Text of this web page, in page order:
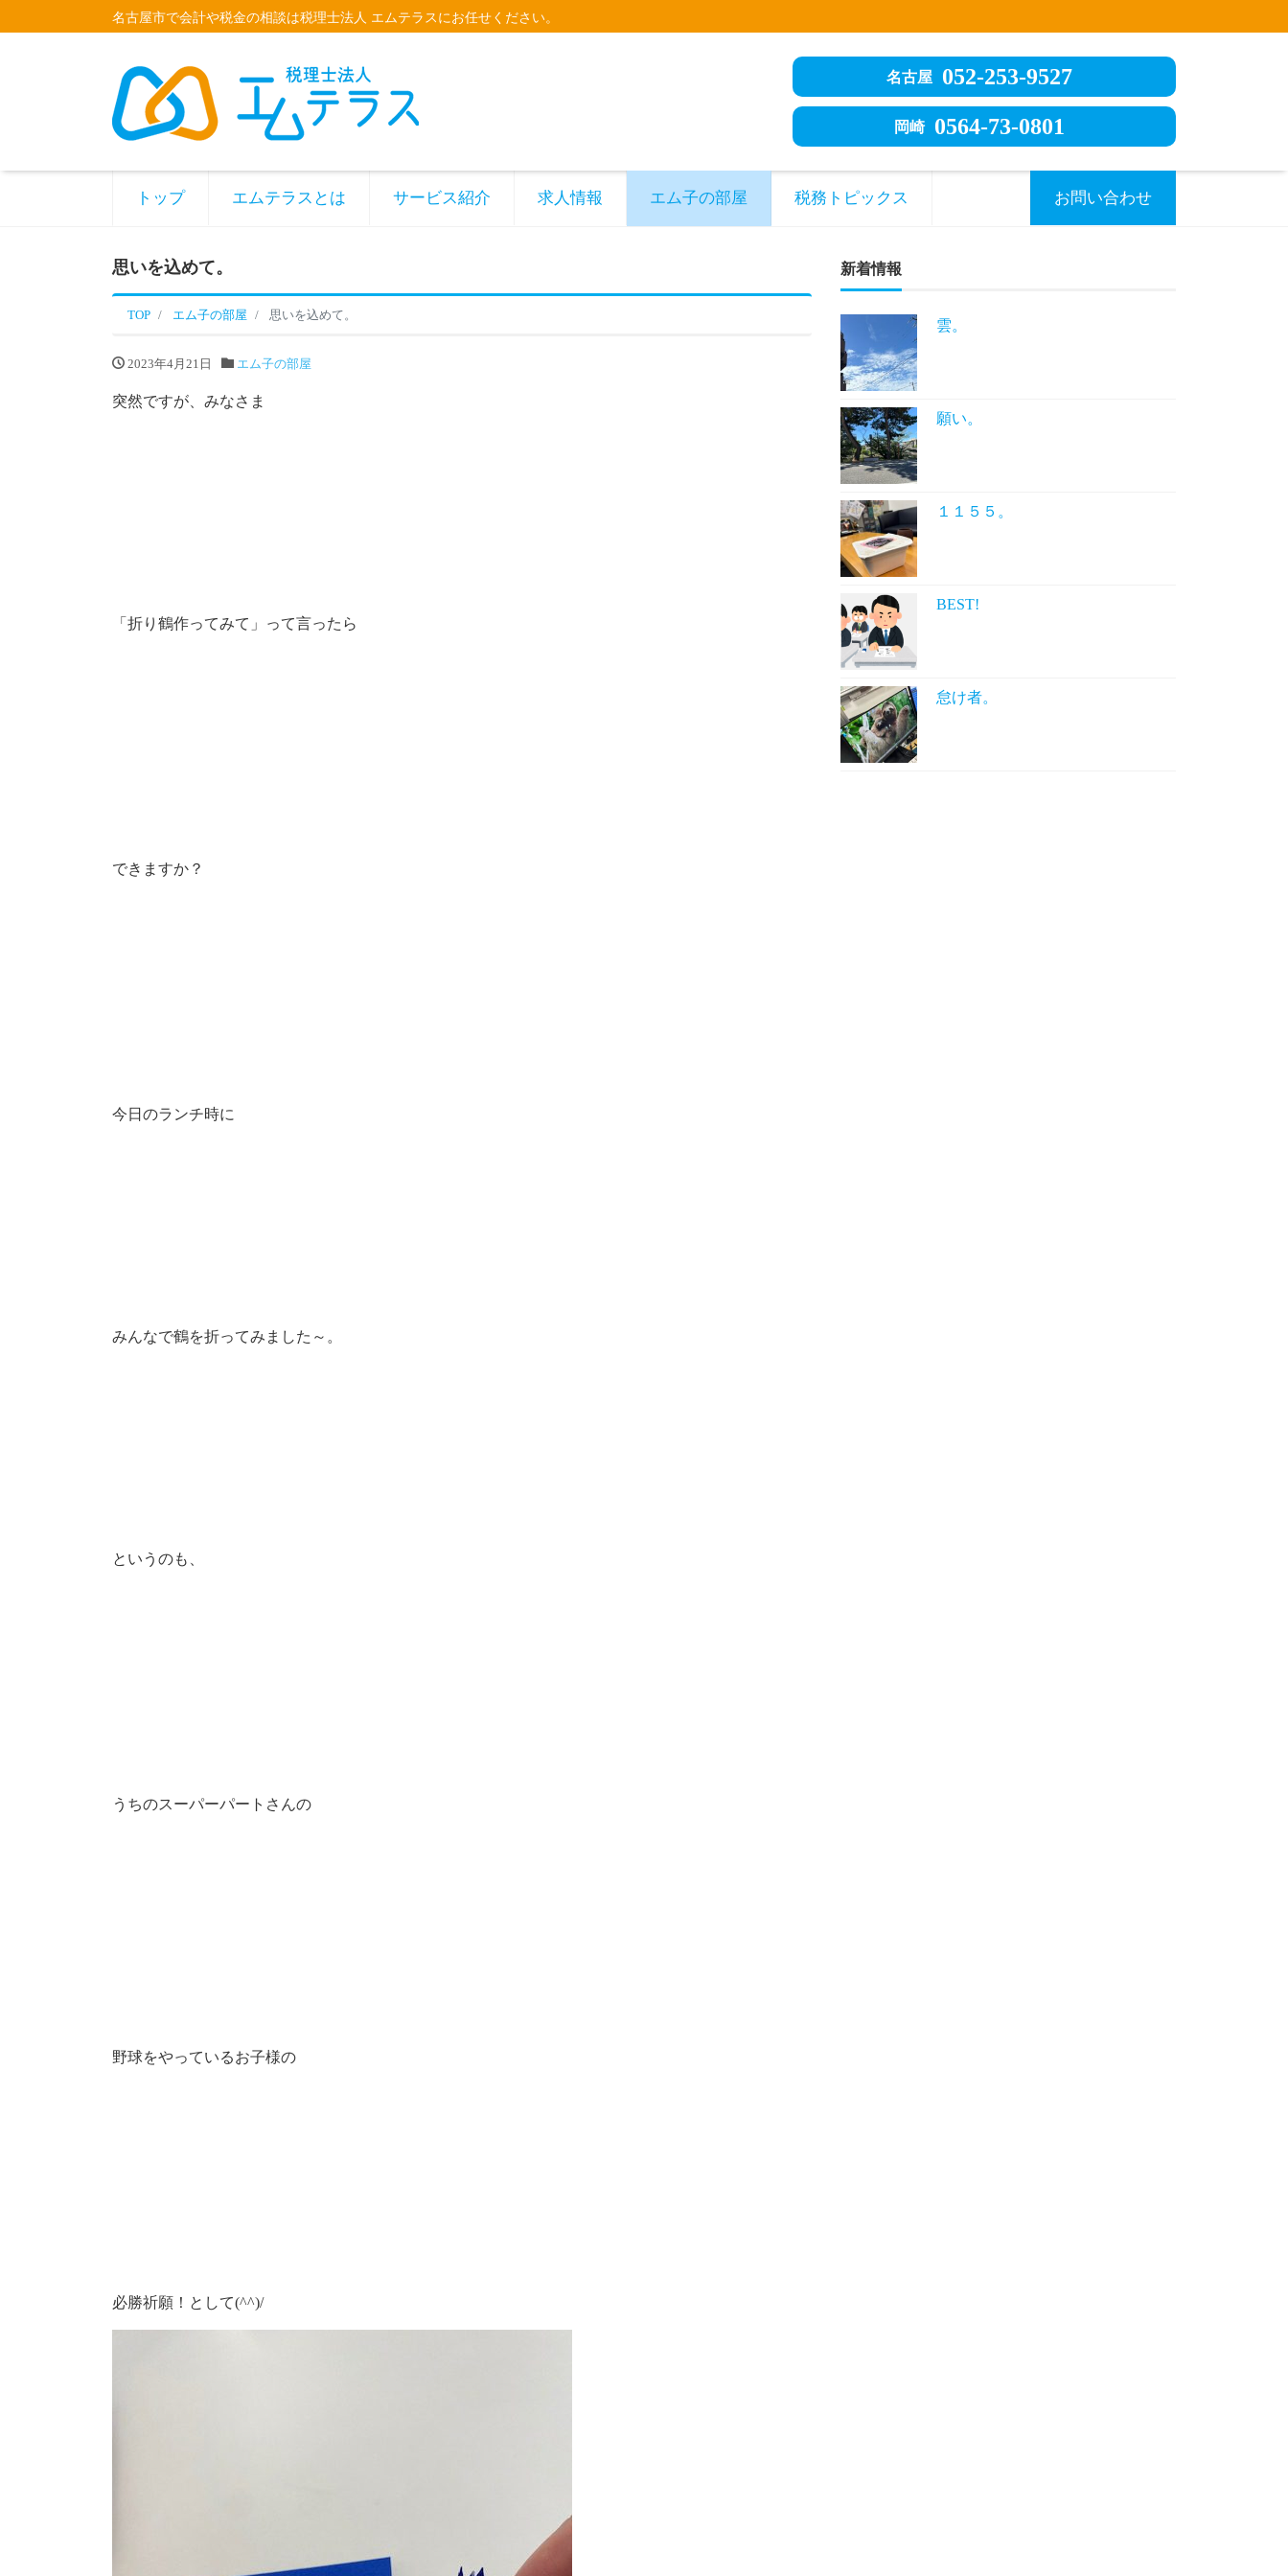
名古屋市で会計や税金の相談は税理士法人 エムテラスにお任せください。
名古屋 052-253-9527
岡崎 0564-73-0801
トップ エムテラスとは サービス紹介 求人情報 エム子の部屋 税務トピックス お問い合わせ
思いを込めて。
TOP エム子の部屋 思いを込めて。
2023年4月21日 エム子の部屋
突然ですが、みなさま
「折り鶴作ってみて」って言ったら
できますか？
今日のランチ時に
みんなで鶴を折ってみました～。
というのも、
うちのスーパーパートさんの
野球をやっているお子様の
必勝祈願！として(^^)/
新着情報
雲。
願い。
１１５５。
BEST!
怠け者。